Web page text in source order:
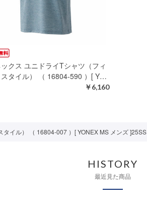
クス ユニドライTシャツ（フィ
タイル） （ 16804-590 ）[ Y…
￥6,160
イル） （ 16804-007 ）[ YONEX MS メンズ ]25SS
HISTORY
最近見た商品